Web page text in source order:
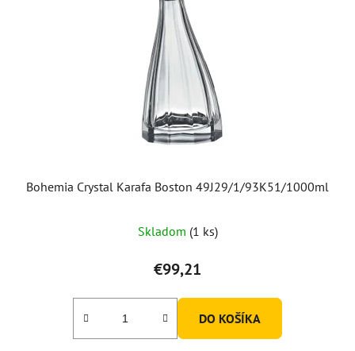
Bohemia Crystal Karafa Boston 49J29/1/93K51/1000ml
Skladom (1 ks)
€99,21
DO KOŠÍKA